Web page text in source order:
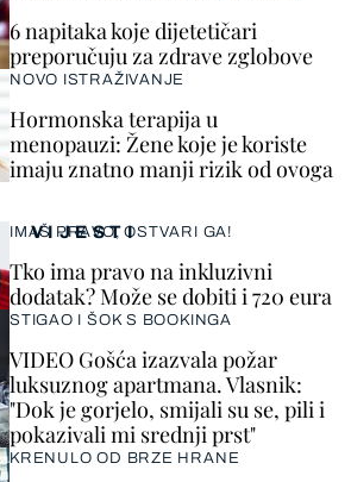
VIJESTI
IMAŠ PRAVO, OSTVARI GA!
Tko ima pravo na inkluzivni
dodatak? Može se dobiti i 720 eura
STIGAO I ŠOK S BOOKINGA
VIDEO Gošća izazvala požar
luksuznog apartmana. Vlasnik:
"Dok je gorjelo, smijali su se, pili i
pokazivali mi srednji prst"
KRENULO OD BRZE HRANE
6 napitaka koje dijetetičari
preporučuju za zdrave zglobove
NOVO ISTRAŽIVANJE
Hormonska terapija u
menopauzi: Žene koje je koriste
imaju znatno manji rizik od ovoga